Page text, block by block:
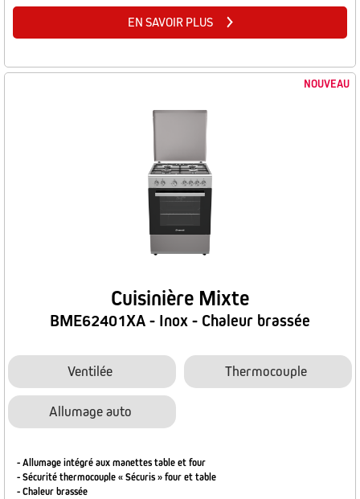
EN SAVOIR PLUS
NOUVEAU
Cuisinière Mixte
BME62401XA - Inox - Chaleur brassée
Ventilée Thermocouple
Allumage auto
- Allumage intégré aux manettes table et four
- Sécurité thermocouple « Sécuris » four et table
- Chaleur brassée